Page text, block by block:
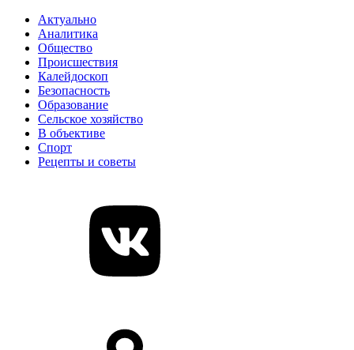
Актуально
Аналитика
Общество
Происшествия
Калейдоскоп
Безопасность
Образование
Сельское хозяйство
В объективе
Спорт
Рецепты и советы